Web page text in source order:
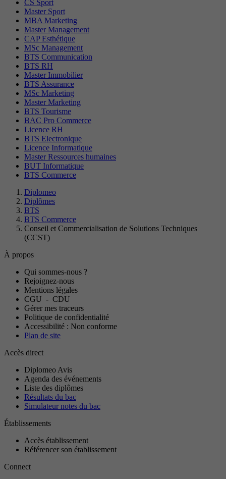
CS Sport
Master Sport
MBA Marketing
Master Management
CAP Esthétique
MSc Management
BTS Communication
BTS RH
Master Immobilier
BTS Assurance
MSc Marketing
Master Marketing
BTS Tourisme
BAC Pro Commerce
Licence RH
BTS Electronique
Licence Informatique
Master Ressources humaines
BUT Informatique
BTS Commerce
Diplomeo
Diplômes
BTS
BTS Commerce
Conseil et Commercialisation de Solutions Techniques
(CCST)
À propos
Qui sommes-nous ?
Rejoignez-nous
Mentions légales
CGU - CDU
Gérer mes traceurs
Politique de confidentialité
Accessibilité : Non conforme
Plan de site
Accès direct
Diplomeo Avis
Agenda des événements
Liste des diplômes
Résultats du bac
Simulateur notes du bac
Établissements
Accès établissement
Référencer son établissement
Connect